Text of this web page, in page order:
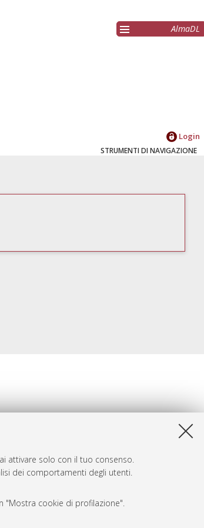
attivare solo con il tuo consenso.
dei comportamenti degli utenti.
"Mostra cookie di profilazione".
AlmaDL
Login
STRUMENTI DI NAVIGAZIONE